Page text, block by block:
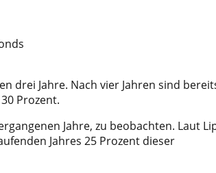
drei Jahre. Nach vier Jahren sind
Prozent.
Jahre, zu beobachten. Laut
Jahres 25 Prozent dieser